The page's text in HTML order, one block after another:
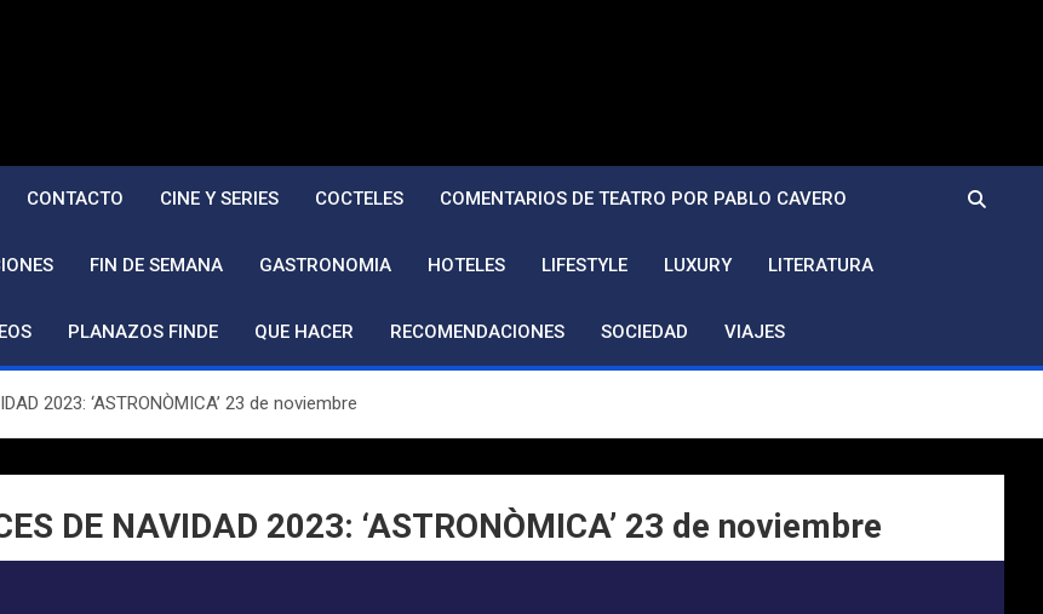
CONTACTO CINE Y SERIES COCTELES COMENTARIOS DE TEATRO POR PABLO CAVERO
FIN DE SEMANA GASTRONOMIA HOTELES LIFESTYLE LUXURY LITERATURA
PLANAZOS FINDE QUE HACER RECOMENDACIONES SOCIEDAD VIAJES
2023: ‘ASTRONÒMICA’ 23 de noviembre
DE NAVIDAD 2023: ‘ASTRONÒMICA’ 23 de noviembre